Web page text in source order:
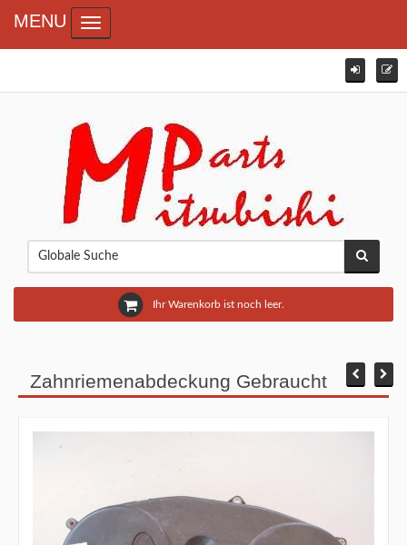
Ihr Warenkorb ist noch leer.
MENU Toggle navigation
Zahnriemenabdeckung Gebraucht